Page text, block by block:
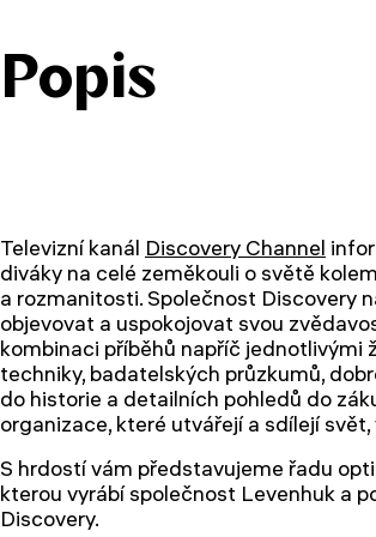
Popis
Televizní kanál Discovery Channel
diváky na celé zeměkouli o světě
a rozmanitosti. Společnost Discovery
objevovat a uspokojovat svou
kombinaci příběhů napříč jednotlivými
techniky, badatelských průzkumů,
do historie a detailních pohledů do
organizace, které utvářejí a sdílejí
S hrdostí vám představujeme řadu
kterou vyrábí společnost Levenhuk a
Discovery.